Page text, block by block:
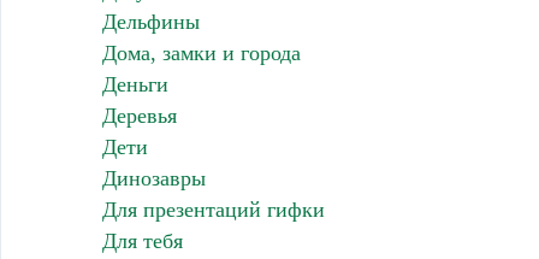
Дельфины
Дома, замки и города
Деньги
Деревья
Дети
Динозавры
Для презентаций гифки
Для тебя